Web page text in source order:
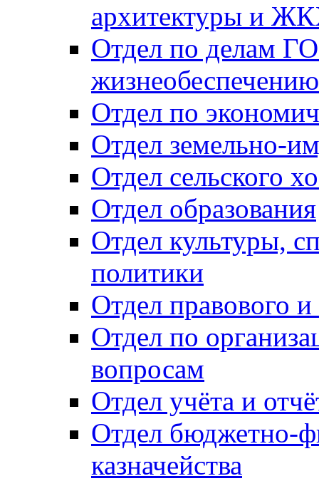
архитектуры и
Отдел по делам
Отдел по
Отдел земельно-
Отдел сельского
Отдел образования
Отдел культуры,
политики
Отдел правового
Отдел по
вопросам
Отдел учёта и
Отдел бюджетно-
казначейства